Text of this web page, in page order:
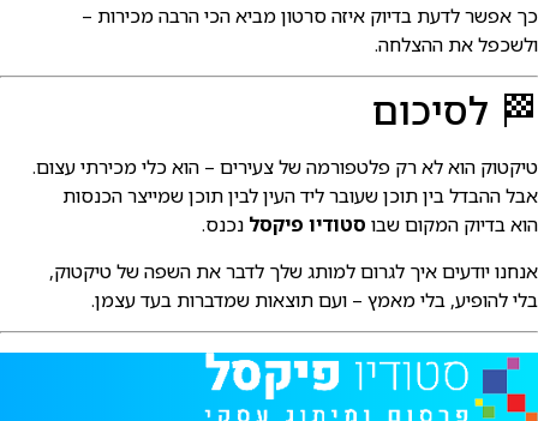
כך אפשר לדעת בדיוק איזה סרטון מביא הכי הרבה מכירות –
ולשכפל את ההצלחה.
🏁 לסיכום
טיקטוק הוא לא רק פלטפורמה של צעירים – הוא כלי מכירתי עצום.
אבל ההבדל בין תוכן שעובר ליד העין לבין תוכן שמייצר הכנסות
הוא בדיוק המקום שבו סטודיו פיקסל נכנס.
אנחנו יודעים איך לגרום למותג שלך לדבר את השפה של טיקטוק,
בלי להופיע, בלי מאמץ – ועם תוצאות שמדברות בעד עצמן.